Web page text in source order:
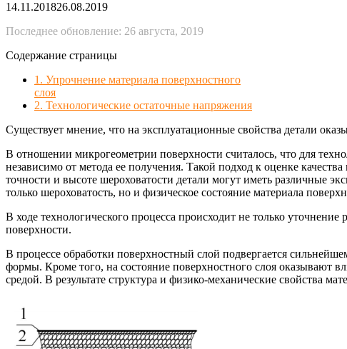
14.11.201826.08.2019
Последнее обновление: 26 августа, 2019
Содержание страницы
1. Упрочнение материала поверхностного
слоя
2. Технологические остаточные напряжения
Существует мнение, что на эксплуатационные свойства детали
В отношении микрогеометрии поверхности считалось, что для
независимо от метода ее получения. Такой подход к оценке
точности и высоте шероховатости детали могут иметь различные
только шероховатость, но и физическое состояние материала
В ходе технологического процесса происходит не только
поверхности.
В процессе обработки поверхностный слой подвергается
формы. Кроме того, на состояние поверхностного слоя оказывают
средой. В результате структура и физико-механические свойства